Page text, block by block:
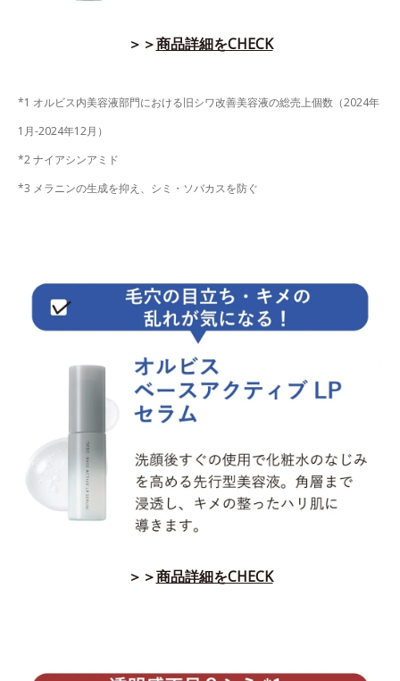
＞＞商品詳細をCHECK
*1 オルビス内美容液部門における旧シワ改善美容液の総売上個数（2024年
1月-2024年12月）
*2 ナイアシンアミド
*3 メラニンの生成を抑え、シミ・ソバカスを防ぐ
＞＞商品詳細をCHECK